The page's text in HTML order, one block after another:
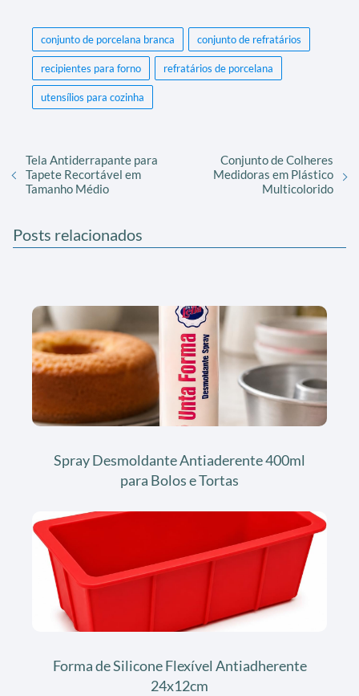
conjunto de porcelana branca conjunto de refratários
recipientes para forno refratários de porcelana
utensílios para cozinha
Tela Antiderrapante para
Tapete Recortável em
Tamanho Médio
Conjunto de Colheres
Medidoras em Plástico
Multicolorido
Posts relacionados
Spray Desmoldante Antiaderente 400ml
para Bolos e Tortas
Forma de Silicone Flexível Antiadherente
24x12cm